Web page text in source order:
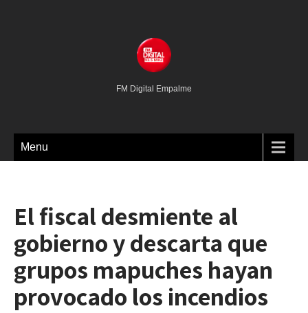
FM Digital Empalme
Menu
El fiscal desmiente al
gobierno y descarta que
grupos mapuches hayan
provocado los incendios